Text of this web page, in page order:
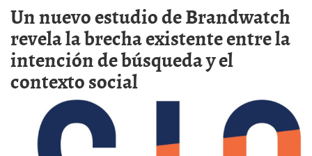
Un nuevo estudio de Brandwatch
revela la brecha existente entre la
intención de búsqueda y el
contexto social